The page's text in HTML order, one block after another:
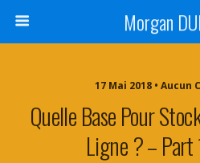
Morgan
17 Mai 2018 •
Quelle Base Pour
Ligne ? – Part